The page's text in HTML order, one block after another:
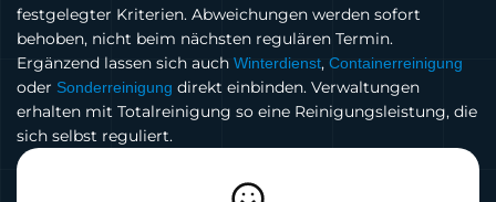
festgelegter Kriterien. Abweichungen werden sofort
behoben, nicht beim nächsten regulären Termin.
Ergänzend lassen sich auch Winterdienst, Containerreinigung
oder Sonderreinigung direkt einbinden. Verwaltungen
erhalten mit Totalreinigung so eine Reinigungsleistung, die
sich selbst reguliert.